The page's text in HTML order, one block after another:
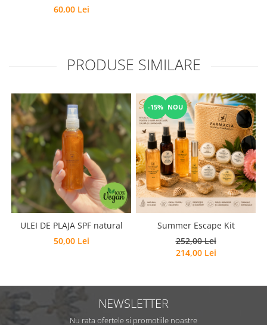
60,00 Lei
PRODUSE SIMILARE
ULEI DE PLAJA SPF natural
50,00 Lei
-15% NOU
Summer Escape Kit
252,00 Lei
214,00 Lei
NEWSLETTER
Nu rata ofertele si promotiile noastre